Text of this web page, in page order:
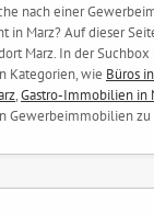
nach einer
in Marz? Auf dieser
Marz. In der
Kategorien, wie Büros
,Gastro-Immobilien in
Gewerbeimmobilien